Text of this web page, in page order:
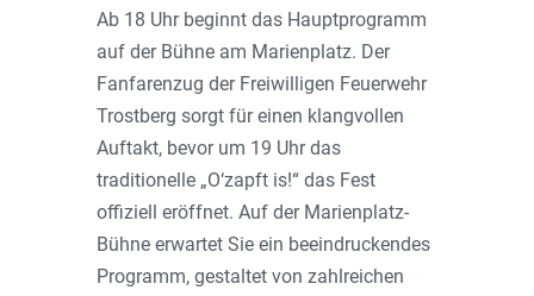
Ab 18 Uhr beginnt das Hauptprogramm
auf der Bühne am Marienplatz. Der
Fanfarenzug der Freiwilligen Feuerwehr
Trostberg sorgt für einen klangvollen
Auftakt, bevor um 19 Uhr das
traditionelle „O‘zapft is!“ das Fest
offiziell eröffnet. Auf der Marienplatz-
Bühne erwartet Sie ein beeindruckendes
Programm, gestaltet von zahlreichen